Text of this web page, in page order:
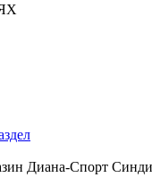
Диана-Спорт